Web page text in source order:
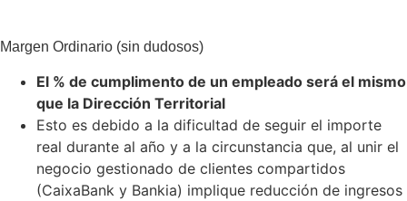
Margen Ordinario (sin dudosos)
El % de cumplimento de un empleado será el mismo
que la Dirección Territorial
Esto es debido a la dificultad de seguir el importe
real durante al año y a la circunstancia que, al unir el
negocio gestionado de clientes compartidos
(CaixaBank y Bankia) implique reducción de ingresos